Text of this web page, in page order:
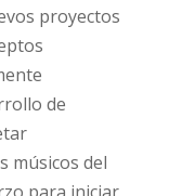
proyectos
de
músicos del